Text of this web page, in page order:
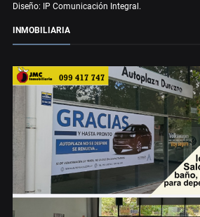
Diseño: IP Comunicación Integral.
INMOBILIARIA